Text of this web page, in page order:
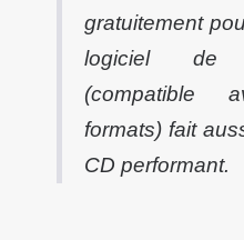
gratuitement
logiciel de
(compatible
formats) fait
CD performant.